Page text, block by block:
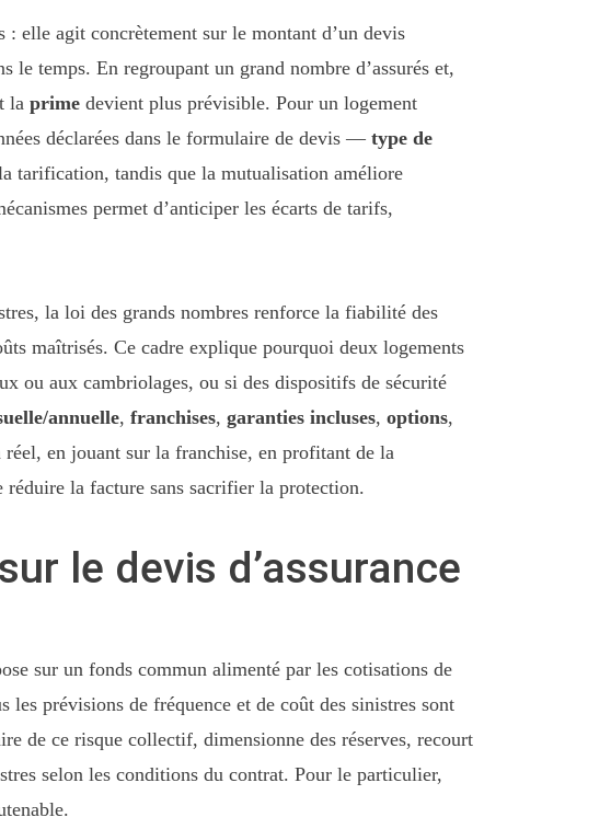
elle agit concrètement sur le montant d’un devis
le temps. En regroupant un grand nombre d’assurés et,
la prime devient plus prévisible. Pour un logement
déclarées dans le formulaire de devis — type de
tarification, tandis que la mutualisation améliore
permet d’anticiper les écarts de tarifs,
la loi des grands nombres renforce la fiabilité des
maîtrisés. Ce cadre explique pourquoi deux logements
ou aux cambriolages, ou si des dispositifs de sécurité
annuelle, franchises, garanties incluses, options,
en jouant sur la franchise, en profitant de la
la facture sans sacrifier la protection.
le devis d’assurance
sur un fonds commun alimenté par les cotisations de
les prévisions de fréquence et de coût des sinistres sont
de ce risque collectif, dimensionne des réserves, recourt
selon les conditions du contrat. Pour le particulier,